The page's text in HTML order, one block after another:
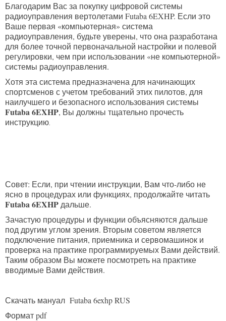
Благодарим Вас за покупку цифровой системы
радиоуправления вертолетами Futaba 6EXHP. Если это
Ваше первая «компьютерная» система
радиоуправления, будьте уверены, что она разработана
для более точной первоначальной настройки и полевой
регулировки, чем при использовании «не компьютерной»
системы радиоуправления.
Хотя эта система предназначена для начинающих
спортсменов с учетом требований этих пилотов, для
наилучшего и безопасного использования системы
Futaba 6EXHP, Вы должны тщательно прочесть
инструкцию
Совет: Если, при чтении инструкции, Вам что-либо не
ясно в процедурах или функциях, продолжайте читать
Futaba 6EXHP дальше.
Зачастую процедуры и функции объясняются дальше
под другим углом зрения. Вторым советом является
подключение питания, приемника и сервомашинок и
проверка на практике программируемых Вами действий.
Таким образом Вы можете посмотреть на практике
вводимые Вами действия.
Скачать мануал Futaba 6exhp RUS
Формат pdf